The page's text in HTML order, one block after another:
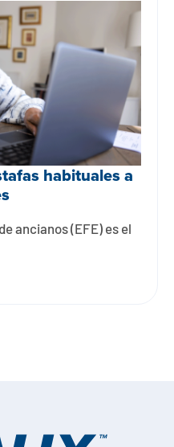
habituales a
ancianos (EFE) es el